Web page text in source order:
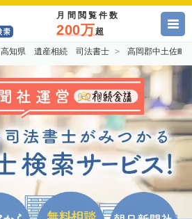
月間閲覧件数
200万超
高知県 遺産相続 司法書士 高岡郡中土佐